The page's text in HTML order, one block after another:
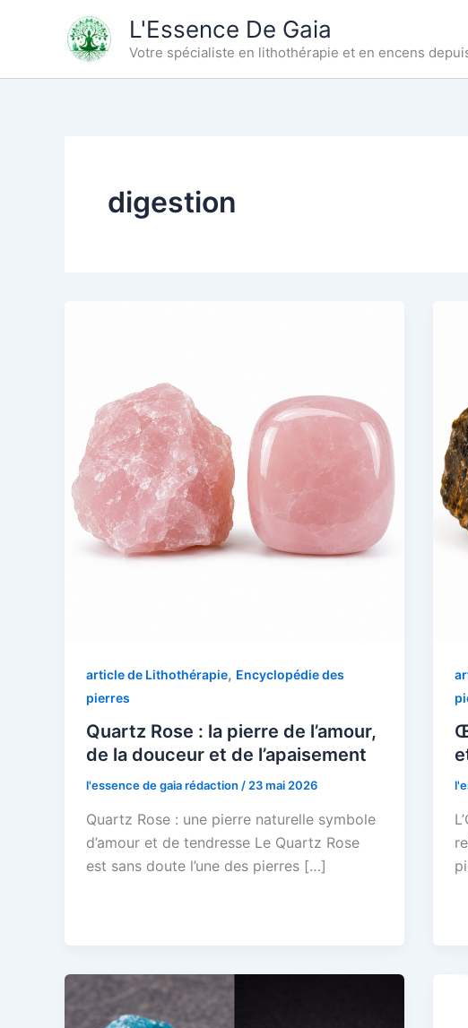
L'Essence De Gaia
Votre spécialiste en lithothérapie et en encens
digestion
article de Lithothérapie, Encyclopédie des
pierres
Quartz Rose : la pierre de l’amour,
de la douceur et de l’apaisement
l'essence de gaia rédaction /23 mai 2026
Quartz Rose : une pierre naturelle symbole
d’amour et de tendresse Le Quartz Rose
est sans doute l’une des pierres […]